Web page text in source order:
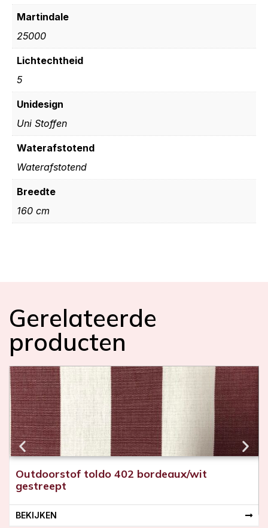
Martindale
25000
Lichtechtheid
5
Unidesign
Uni Stoffen
Waterafstotend
Waterafstotend
Breedte
160 cm
Gerelateerde
producten
Outdoorstof toldo 402 bordeaux/wit
gestreept
BEKIJKEN